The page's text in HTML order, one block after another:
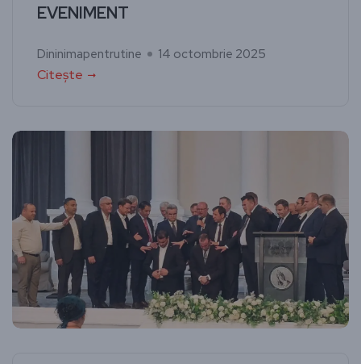
EVENIMENT
Dininimapentrutine 14 octombrie 2025
Citește